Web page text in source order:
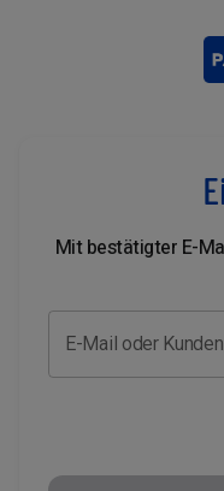
Mit bestätigter E-
E-Mail oder